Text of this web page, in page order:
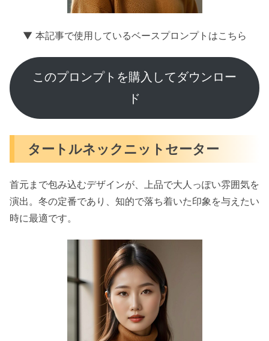
▼ 本記事で使用しているベースプロンプトはこちら
このプロンプトを購入してダウンロー
ド
タートルネックニットセーター
首元まで包み込むデザインが、上品で大人っぽい雰囲気を
演出。冬の定番であり、知的で落ち着いた印象を与えたい
時に最適です。